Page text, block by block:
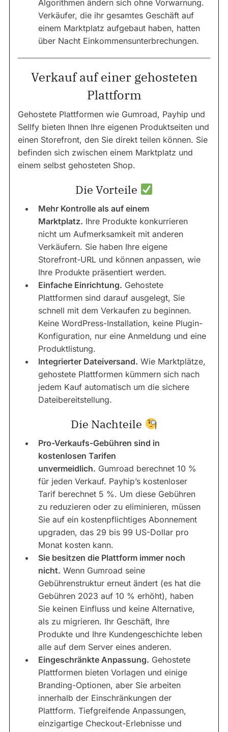
Algorithmen ändern sich ohne Vorwarnung.
Verkäufer, die ihr gesamtes Geschäft auf
einem Marktplatz aufgebaut haben, hatten
über Nacht Einkommensunterbrechungen.
Verkauf auf einer gehosteten
Plattform
Gehostete Plattformen wie Gumroad, Payhip und
Sellfy bieten Ihnen Ihre eigenen Produktseiten und
einen Storefront, den Sie direkt teilen können. Sie
befinden sich zwischen einem Marktplatz und
einem selbst gehosteten Shop.
Die Vorteile
Mehr Kontrolle als auf einem
Marktplatz. Ihre Produkte konkurrieren
nicht um Aufmerksamkeit mit anderen
Verkäufern. Sie haben Ihre eigene
Storefront-URL und können anpassen, wie
Ihre Produkte präsentiert werden.
Einfache Einrichtung. Gehostete
Plattformen sind darauf ausgelegt, Sie
schnell mit dem Verkaufen zu beginnen.
Keine WordPress-Installation, keine Plugin-
Konfiguration, nur eine Anmeldung und eine
Produktlistung.
Integrierter Dateiversand. Wie Marktplätze,
gehostete Plattformen kümmern sich nach
jedem Kauf automatisch um die sichere
Dateibereitstellung.
Die Nachteile
Pro-Verkaufs-Gebühren sind in
kostenlosen Tarifen
unvermeidlich. Gumroad berechnet 10 %
für jeden Verkauf. Payhip’s kostenloser
Tarif berechnet 5 %. Um diese Gebühren
zu reduzieren oder zu eliminieren, müssen
Sie auf ein kostenpflichtiges Abonnement
upgraden, das 29 bis 99 US-Dollar pro
Monat kosten kann.
Sie besitzen die Plattform immer noch
nicht. Wenn Gumroad seine
Gebührenstruktur erneut ändert (es hat die
Gebühren 2023 auf 10 % erhöht), haben
Sie keinen Einfluss und keine Alternative,
als zu migrieren. Ihr Geschäft, Ihre
Produkte und Ihre Kundengeschichte leben
alle auf dem Server eines anderen.
Eingeschränkte Anpassung. Gehostete
Plattformen bieten Vorlagen und einige
Branding-Optionen, aber Sie arbeiten
innerhalb der Einschränkungen der
Plattform. Tiefgreifende Anpassungen,
einzigartige Checkout-Erlebnisse und